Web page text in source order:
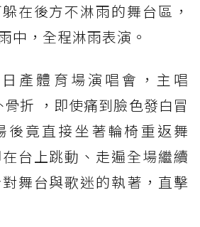
在後方不淋雨的舞台區，
中，全程淋雨表演。
產體育場演唱會，主唱
折 ，即使痛到臉色發白冒
後竟直接坐著輪椅重返舞
台上跳動、走遍全場繼續
舞台與歌迷的執著，直擊